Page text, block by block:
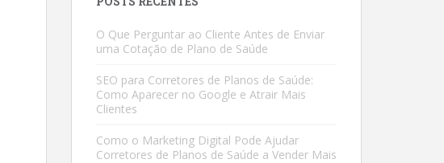
O Que Perguntar ao Cliente Antes de Enviar
uma Cotação de Plano de Saúde
SEO para Corretores de Planos de Saúde:
Como Aparecer no Google e Atrair Mais
Clientes
Como o Marketing Digital Pode Ajudar
Corretores de Planos de Saúde a Vender Mais